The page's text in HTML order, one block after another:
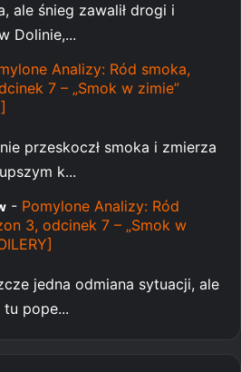
ale śnieg zawalił drogi i
Dolinie,...
Analizy: Ród smoka,
7 – „Smok w zimie”
przeskoczł smoka i zmierza
k...
- Pomylone Analizy: Ród
3, odcinek 7 – „Smok w
jedna odmiana sytuacji, ale
tu pope...